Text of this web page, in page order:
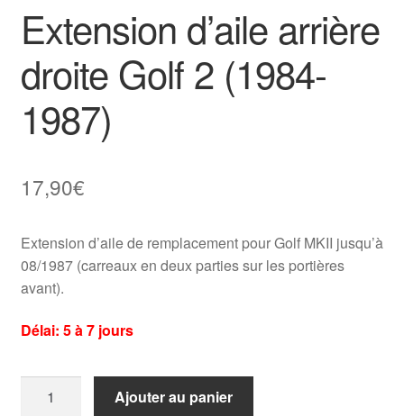
Extension d’aile arrière
droite Golf 2 (1984-
1987)
17,90€
Extension d’aile de remplacement pour Golf MKII jusqu’à
08/1987 (carreaux en deux parties sur les portières
avant).
Délai: 5 à 7 jours
Ajouter au panier